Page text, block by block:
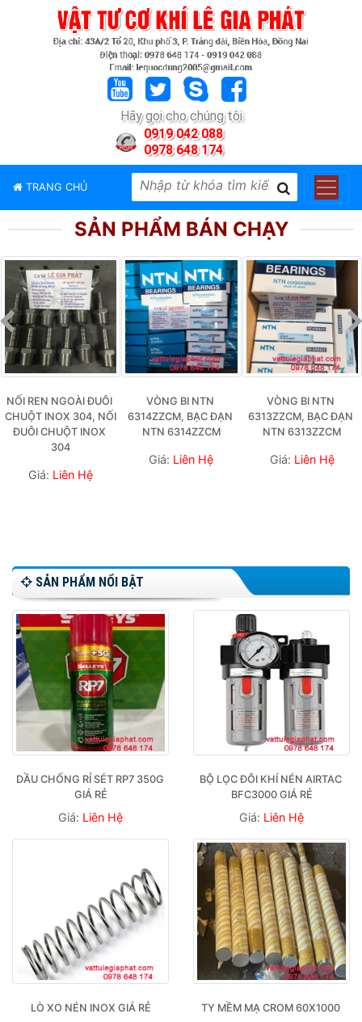
Hãy gọi cho chúng tôi
0919 042 088
0978 648 174
TRANG CHỦ
PHẨM
HIỆU
TỨC
LIÊN
HỆ
SẢN PHẨM BÁN CHẠY
NỐI REN NGOÀI ĐUÔI
CHUỘT INOX 304, NỐI
ĐUÔI CHUỘT INOX
304
Giá: Liên Hệ
VÒNG BI NTN
6314ZZCM, BẠC ĐẠN
NTN 6314ZZCM
Giá: Liên Hệ
VÒNG BI NTN
6313ZZCM, BẠC ĐẠN
NTN 6313ZZCM
Giá: Liên Hệ
SẢN PHẨM NỔI BẬT
DẦU CHỐNG RỈ SÉT RP7 350G
GIÁ RẺ
Giá: Liên Hệ
BỘ LỌC ĐÔI KHÍ NÉN AIRTAC
BFC3000 GIÁ RẺ
Giá: Liên Hệ
LÒ XO NÉN INOX GIÁ RẺ TY MỀM MẠ CROM 60X1000